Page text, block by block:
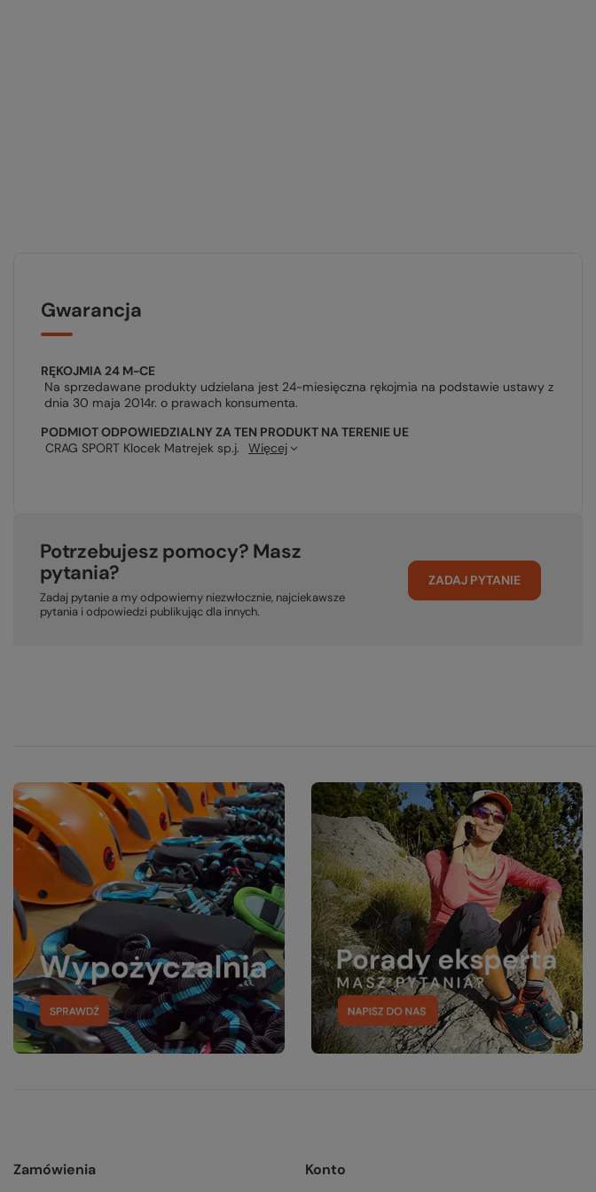
Gwarancja
RĘKOJMIA 24 M-CE
Na sprzedawane produkty udzielana jest 24-miesięczna rękojmia na podstawie ustawy z
dnia 30 maja 2014r. o prawach konsumenta.
PODMIOT ODPOWIEDZIALNY ZA TEN PRODUKT NA TERENIE UE
CRAG SPORT Klocek Matrejek sp.j.
Więcej
Potrzebujesz pomocy? Masz
pytania?
Zadaj pytanie a my odpowiemy niezwłocznie, najciekawsze
pytania i odpowiedzi publikując dla innych.
ZADAJ PYTANIE
Zamówienia Konto